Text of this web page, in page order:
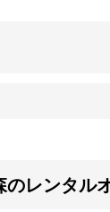
のレンタル